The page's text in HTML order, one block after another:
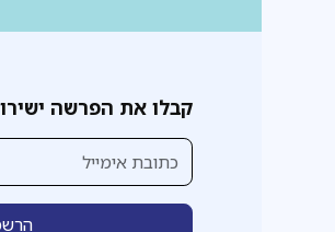
קבלו את הפרשה